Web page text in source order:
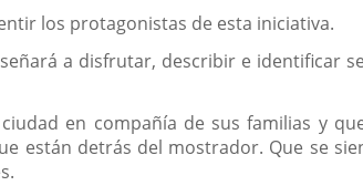
los protagonistas de esta iniciativa.
a disfrutar, describir e identificar
en compañía de sus familias y
están detrás del mostrador. Que se